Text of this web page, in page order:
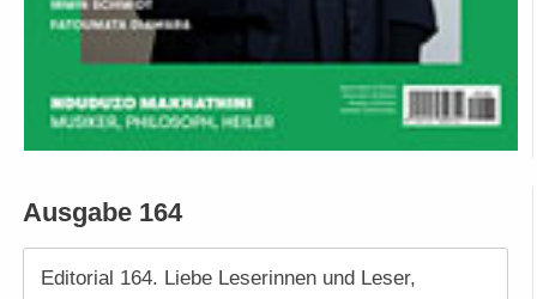
Ausgabe 164
Editorial 164. Liebe Leserinnen und Leser,